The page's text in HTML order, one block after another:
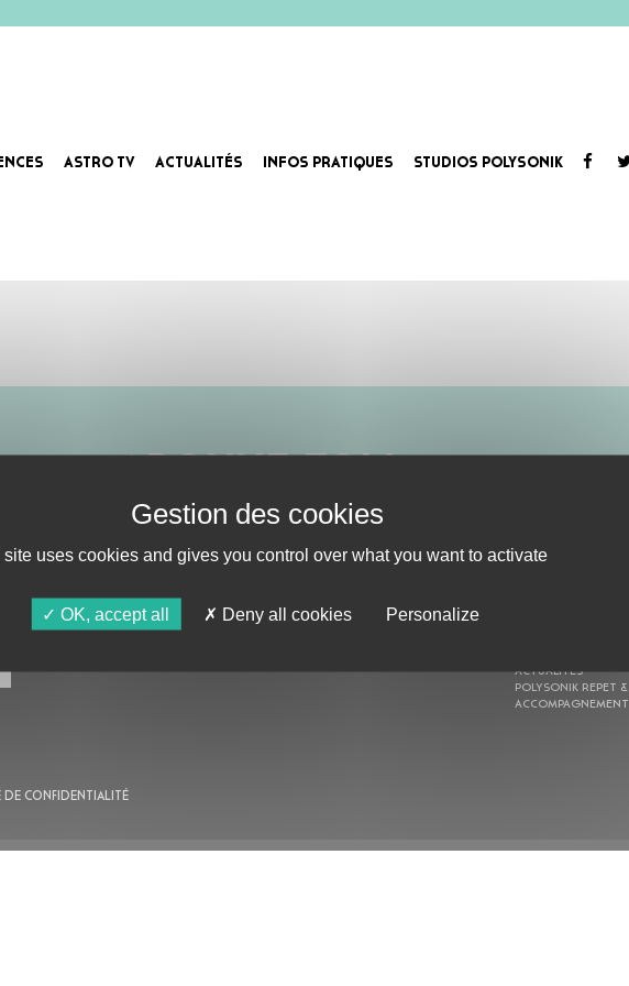
ASTRO TV ACTUALITÉS INFOS PRATIQUES STUDIOS POLYSONIK
AU PROGRAMME
ACTUALITÉS
POLYSONIK REPET &
ACCOMPAGNEMENT
CONFIDENTIALITÉ
site uses cookies and gives you control over what you want to activate
OK, accept all Deny all cookies Personalize